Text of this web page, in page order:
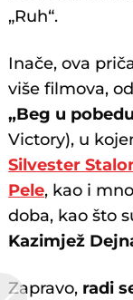
„Ruh“.
Inače, ova
više filmova,
„Beg u
Victory), u
Silvester
Pele, kao i
doba, kao što
Kazimjež
Zapravo, radi